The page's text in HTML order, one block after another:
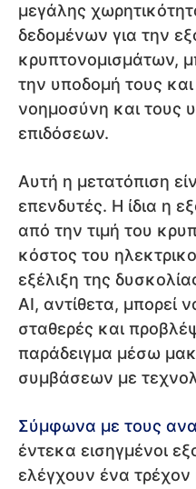
μεγάλης
δεδομένων για την
κρυπτονομισμάτων,
την υποδομή τους και
νοημοσύνη και τους
επιδόσεων.
Αυτή η μετατόπιση
επενδυτές. Η ίδια η
από την τιμή του
κόστος του
εξέλιξη της
AI, αντίθετα, μπορεί
σταθερές και
παράδειγμα μέσω
συμβάσεων με
Σύμφωνα με τους
έντεκα εισηγμένοι
ελέγχουν ένα τρέχον